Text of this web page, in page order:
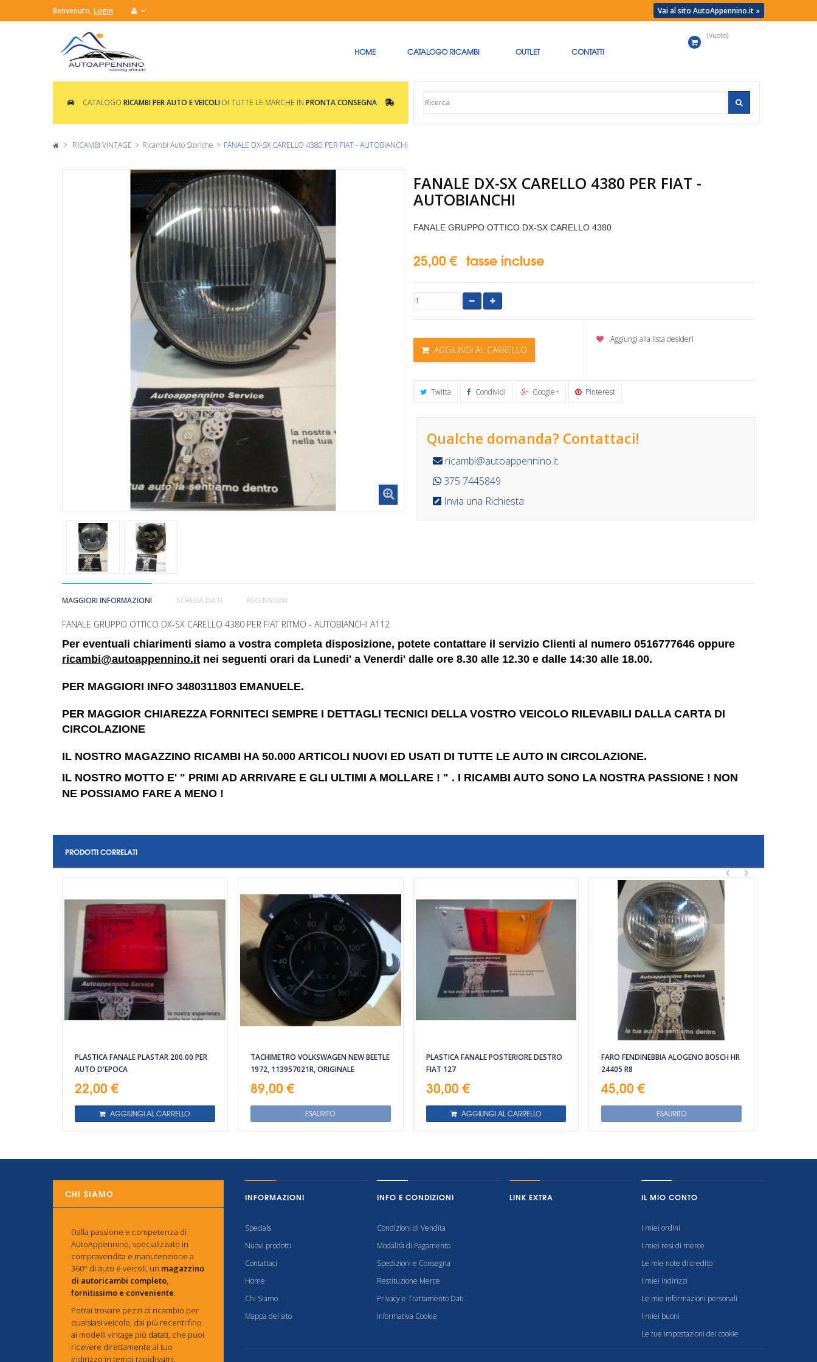
Vai al sito AutoAppennino.it »
Benvenuto,Login
HOME CATALOGO RICAMBI OUTLET CONTATTI
(Vuoto)
CATALOGO RICAMBI PER AUTO E VEICOLI DI TUTTE LE MARCHE IN PRONTA CONSEGNA
> RICAMBI VINTAGE > Ricambi Auto Storiche > FANALE DX-SX CARELLO 4380 PER FIAT - AUTOBIANCHI
FANALE DX-SX CARELLO 4380 PER FIAT -
AUTOBIANCHI
FANALE GRUPPO OTTICO DX-SX CARELLO 4380
25,00 € tasse incluse
AGGIUNGI AL CARRELLO
Aggiungi alla lista desideri
Twitta Condividi Google+ Pinterest
Qualche domanda? Contattaci!
ricambi@autoappennino.it
375 7445849
Invia una Richiesta
MAGGIORI INFORMAZIONI SCHEDA DATI RECENSIONI
FANALE GRUPPO OTTICO DX-SX CARELLO 4380 PER FIAT RITMO - AUTOBIANCHI A112
Per eventuali chiarimenti siamo a vostra completa disposizione, potete contattare il servizio Clienti al numero 0516777646 oppure
ricambi@autoappennino.it nei seguenti orari da Lunedi' a Venerdi' dalle ore 8.30 alle 12.30 e dalle 14:30 alle 18.00.
PER MAGGIORI INFO 3480311803 EMANUELE.
PER MAGGIOR CHIAREZZA FORNITECI SEMPRE I DETTAGLI TECNICI DELLA VOSTRO VEICOLO RILEVABILI DALLA CARTA DI
CIRCOLAZIONE
IL NOSTRO MAGAZZINO RICAMBI HA 50.000 ARTICOLI NUOVI ED USATI DI TUTTE LE AUTO IN CIRCOLAZIONE.
IL NOSTRO MOTTO E' " PRIMI AD ARRIVARE E GLI ULTIMI A MOLLARE ! " . I RICAMBI AUTO SONO LA NOSTRA PASSIONE ! NON
NE POSSIAMO FARE A MENO !
PRODOTTI CORRELATI
‹ ›
PLASTICA FANALE PLASTAR 200.00 PER
AUTO D'EPOCA
22,00 €
AGGIUNGI AL CARRELLO
TACHIMETRO VOLKSWAGEN NEW BEETLE
1972, 113957021R, ORIGINALE
89,00 €
ESAURITO
PLASTICA FANALE POSTERIORE DESTRO
FIAT 127
30,00 €
AGGIUNGI AL CARRELLO
FARO FENDINEBBIA ALOGENO BOSCH HR
24405 R8
45,00 €
ESAURITO
CHI SIAMO
Dalla passione e competenza di
AutoAppennino, specializzato in
compravendita e manutenzione a
360° di auto e veicoli, un magazzino
di autoricambi completo,
fornitissimo e conveniente.
Potrai trovare pezzi di ricambio per
qualsiasi veicolo, dai più recenti fino
ai modelli vintage più datati, che puoi
ricevere direttamente al tuo
indirizzo in tempi rapidissimi.
INFORMAZIONI
Specials
Nuovi prodotti
Contattaci
Home
Chi Siamo
Mappa del sito
INFO E CONDIZIONI
Condizioni di Vendita
Modalità di Pagamento
Spedizioni e Consegna
Restituzione Merce
Privacy e Trattamento Dati
Informativa Cookie
LINK EXTRA IL MIO CONTO
I miei ordini
I miei resi di merce
Le mie note di credito
I miei indirizzi
Le mie informazioni personali
I miei buoni
Le tue impostazioni dei cookie